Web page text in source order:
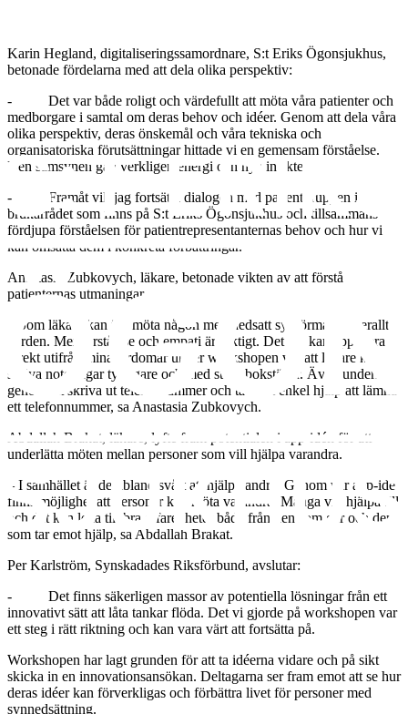
Karin Hegland, digitaliseringssamordnare, S:t Eriks Ögonsjukhus,
betonade fördelarna med att dela olika perspektiv:
- Det var både roligt och värdefullt att möta våra patienter och
medborgare i samtal om deras behov och idéer. Genom att dela våra
olika perspektiv, deras önskemål och våra tekniska och
organisatoriska förutsättningar hittade vi en gemensam förståelse.
Den samsynen gav verkligen energi och nya insikter.
- Framåt vill jag fortsätta dialogen med patientgruppen i
brukarrådet som finns på S:t Eriks Ögonsjukhus och tillsammans
fördjupa förståelsen för patientrepresentanternas behov och hur vi
kan omsätta dem i konkreta förbättringar.
Anastasia Zubkovych, läkare, betonade vikten av att förstå
patienternas utmaningar.
– Som läkare kan jag möta någon med nedsatt synförmåga överallt i
vården. Mer förståelse och empati är viktigt. Det jag kan applicera
direkt utifrån mina lärdomar under workshopen var att läkare kan
skriva noteringar tydligare och med stora bokstäver. Även underlätta
genom att skriva ut telefonnummer och ta fram enkel hjälp att lämna
ett telefonnummer, sa Anastasia Zubkovych.
Abdallah Brakat, läkare, lyfte fram potentialen i app-idén för att
underlätta möten mellan personer som vill hjälpa varandra.
– I samhället är det ibland svårt att hjälpa andra. Genom vår app-idé
finns möjlighet att personer kan möta varandra. Många vill hjälpa till
och det kan leda till bra erfarenheter både från den som ger och den
som tar emot hjälp, sa Abdallah Brakat.
Per Karlström, Synskadades Riksförbund, avslutar:
- Det finns säkerligen massor av potentiella lösningar från ett
innovativt sätt att låta tankar flöda. Det vi gjorde på workshopen var
ett steg i rätt riktning och kan vara värt att fortsätta på.
Workshopen har lagt grunden för att ta idéerna vidare och på sikt
skicka in en innovationsansökan. Deltagarna ser fram emot att se hur
deras idéer kan förverkligas och förbättra livet för personer med
synnedsättning.